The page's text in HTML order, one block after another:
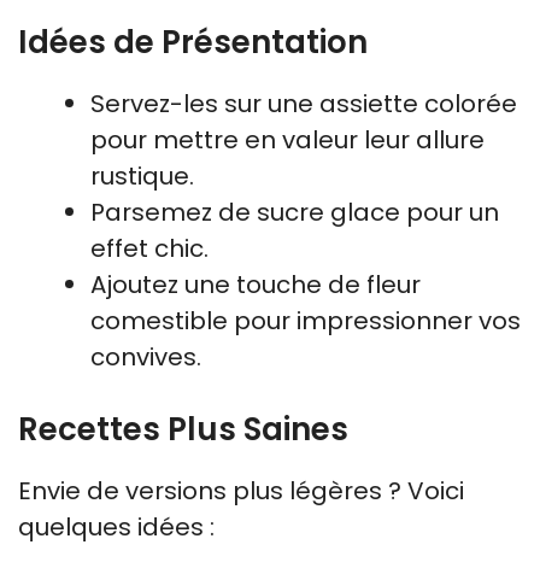
Idées de Présentation
Servez-les sur une assiette colorée
pour mettre en valeur leur allure
rustique.
Parsemez de sucre glace pour un
effet chic.
Ajoutez une touche de fleur
comestible pour impressionner vos
convives.
Recettes Plus Saines
Envie de versions plus légères ? Voici
quelques idées :